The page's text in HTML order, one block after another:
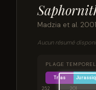
Madzia et al. 2001
Aucun résumé
PLAGE
Trias
252
201